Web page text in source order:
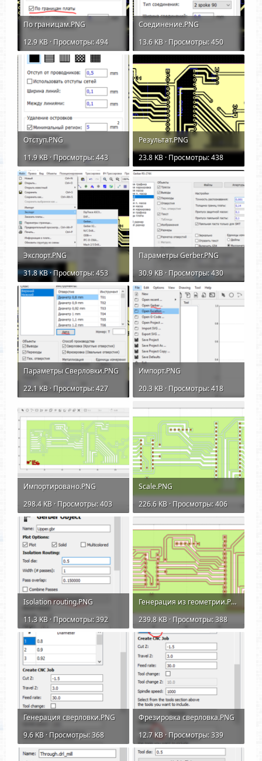
По границам.PNG
12.9 KB · Просмотры: 494
Соединение.PNG
13.6 KB · Просмотры: 450
Отступ.PNG
11.9 KB · Просмотры: 443
Результат.PNG
23.8 KB · Просмотры: 438
Экспорт.PNG
31.8 KB · Просмотры: 453
Параметры Gerber.PNG
30.9 KB · Просмотры: 430
Параметры Сверловки.PNG
22.1 KB · Просмотры: 427
Импорт.PNG
20.3 KB · Просмотры: 418
Импортировано.PNG
298.4 KB · Просмотры: 403
Scale.PNG
226.6 KB · Просмотры: 406
Isolation routing.PNG
11.3 KB · Просмотры: 392
Генерация из геометрии.PNG
239.8 KB · Просмотры: 388
Генерация сверловки.PNG
9.6 KB · Просмотры: 368
Фрезировка сверловка.PNG
12.7 KB · Просмотры: 339